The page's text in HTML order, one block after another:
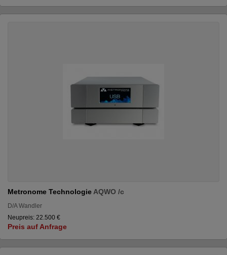
Metronome Technologie AQWO /c
D/A Wandler
Neupreis: 22.500 €
Preis auf Anfrage